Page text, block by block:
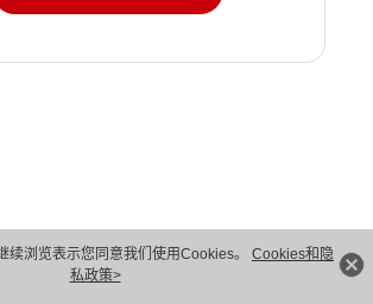
续浏览表示您同意我们使用Cookies。 Cookies和隐
私政策>
有限公司 1998-2026。 保留一切权利。粤A2-20044005号
隐私保护
法律声明